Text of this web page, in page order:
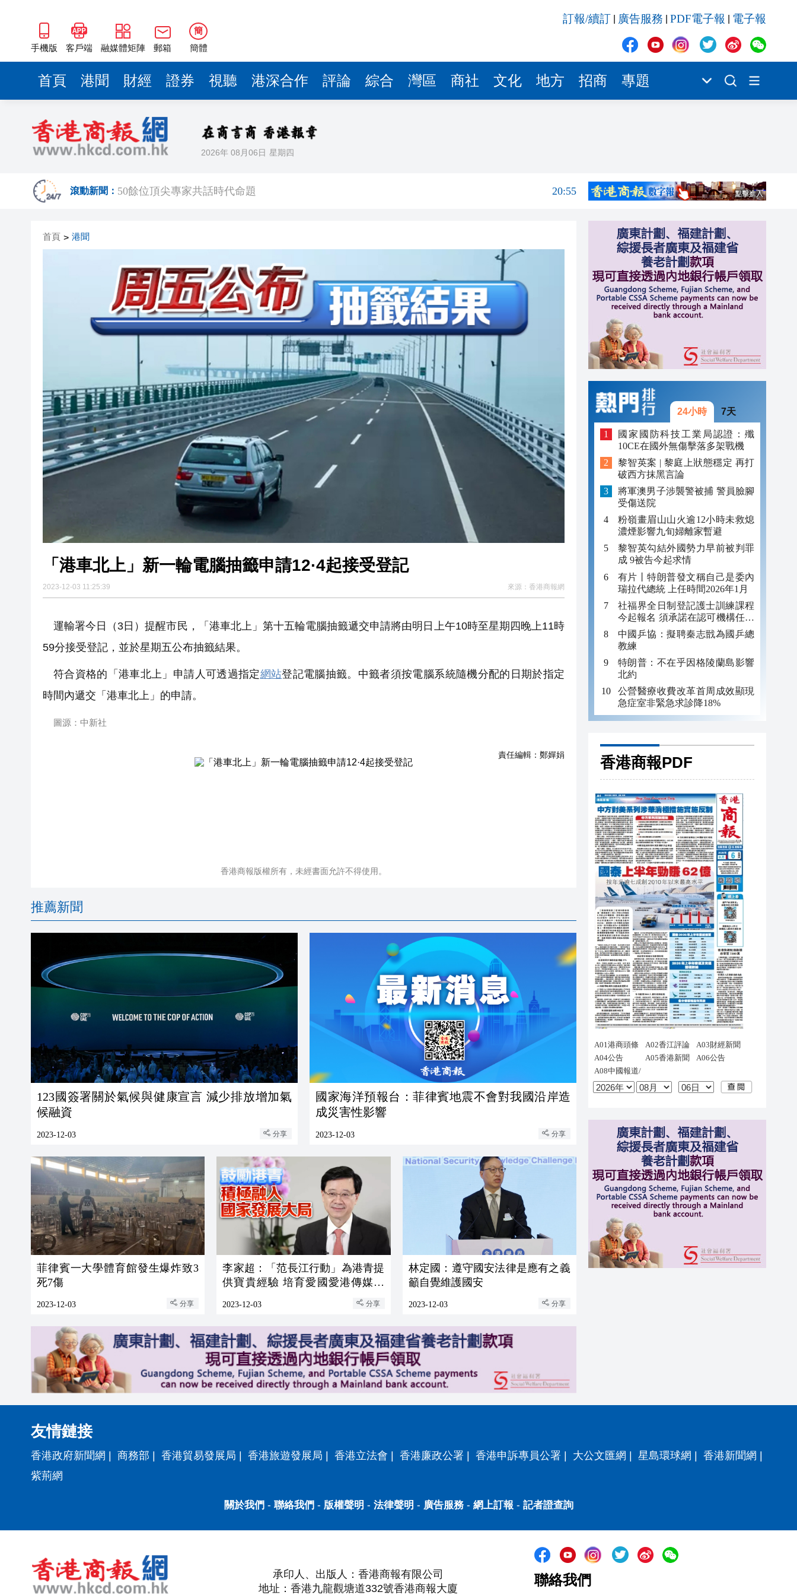
手機版 客戶端 融媒體矩陣 郵箱
簡
簡體
訂報/續訂 廣告服務 PDF電子報 電子報
首頁 港聞 財經 證券 視聽 港深合作 評論 綜合 灣區 商社 文化 地方 招商 專題
2026年 08月06日 星期四
滾動新聞：
海南澄邁文儒煥新升級 五組數據見證文儒沉香從傳統邁向現代
20:42
梁振英率港區全國政協委員考察團來瓊考察
2025年海南儋州以舊換新帶動消費約18億元
20:41
瀋陽鐵西校園閱讀活動解鎖閱讀新玩法
黎智英案｜吳良好：依法公正處理黎智英求情 罪證如山豈能妄想輕判
50餘位頂尖專家共話時代命題
20:55
2025年海南儋州以舊換新帶動消費約18億元
山東26戶省屬國企去年合計營收2.58萬億 利潤總額近936億
瀋陽鐵西校園閱讀活動解鎖閱讀新玩法
黎智英案｜吳良好：依法公正處理黎智英求情 罪證如山豈能妄想輕判
騰出更多時間專注做好宏福苑火災獨立委員會工作 特首暫停3項公職委任
50餘位頂尖專家共話時代命題
海南澄邁文儒煥新升級 五組數據見證文儒沉香從傳統邁向現代
梁振英率港區全國政協委員考察團來瓊考察
20:42
2025年海南儋州以舊換新帶動消費約18億元
20:41
山東26戶省屬國企去年合計營收2.58萬億 利潤總額近936億
20:40
瀋陽鐵西校園閱讀活動解鎖閱讀新玩法
首頁 > 港聞
「港車北上」新一輪電腦抽籤申請12·4起接受登記
2023-12-03 11:25:39 來源： 香港商報網
運輸署今日（3日）提醒市民，「港車北上」第十五輪電腦抽籤遞交申請將由明日上午10時至星期四晚上11時
59分接受登記，並於星期五公布抽籤結果。
符合資格的「港車北上」申請人可透過指定網站登記電腦抽籤。中籤者須按電腦系統隨機分配的日期於指定
時間內遞交「港車北上」的申請。
圖源：中新社
責任編輯： 鄭嬋娟
香港商報版權所有，未經書面允許不得使用。
推薦新聞
123國簽署關於氣候與健康宣言 減少排放增加氣
候融資
2023-12-03 分享
國家海洋預報台：菲律賓地震不會對我國沿岸造
成災害性影響
2023-12-03 分享
菲律賓一大學體育館發生爆炸致3
死7傷
2023-12-03 分享
李家超：「范長江行動」為港青提
供寶貴經驗 培育愛國愛港傳媒新
2023-12-03 分享
林定國：遵守國安法律是應有之義
籲自覺維護國安
2023-12-03 分享
24小時 7天
國家國防科技工業局認證：殲
10CE在國外無傷擊落多架戰機
黎智英案 | 黎庭上狀態穩定 再打
破西方抹黑言論
將軍澳男子涉襲警被捕 警員臉腳
受傷送院
粉嶺畫眉山山火逾12小時未救熄
濃煙影響九旬婦離家暫避
黎智英勾結外國勢力早前被判罪
成 9被告今起求情
有片丨特朗普發文稱自己是委內
瑞拉代總統 上任時間2026年1月
社福界全日制登記護士訓練課程
今起報名 須承諾在認可機構任職
至少三年
中國乒協：擬聘秦志戩為國乒總
教練
特朗普：不在乎因格陵蘭島影響
北約
公營醫療收費改革首周成效顯現
急症室非緊急求診降18%
香港商報PDF
友情鏈接
香港政府新聞網 商務部 香港貿易發展局 香港旅遊發展局 香港立法會 香港廉政公署 香港申訴專員公署 大公文匯網 星島環球網 香港新聞網
紫荊網
關於我們 - 聯絡我們 - 版權聲明 - 法律聲明 - 廣告服務- 網上訂報 - 記者證查詢
承印人、出版人：香港商報有限公司
地址：香港九龍觀塘道332號香港商報大廈
聯絡我們